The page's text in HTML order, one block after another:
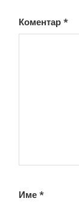
Коментар*
Име*